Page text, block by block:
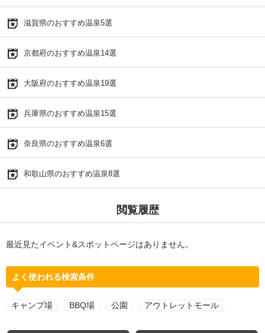
滋賀県のおすすめ温泉5選
京都府のおすすめ温泉14選
大阪府のおすすめ温泉19選
兵庫県のおすすめ温泉15選
奈良県のおすすめ温泉6選
和歌山県のおすすめ温泉8選
閲覧履歴
最近見たイベント&スポットページはありません。
よく使われる検索条件
キャンプ場 BBQ場 公園 アウトレットモール